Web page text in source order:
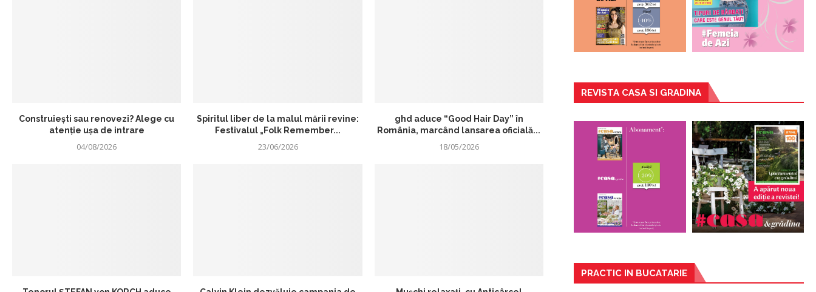
Construiești sau renovezi? Alege cu
atenție ușa de intrare
04/08/2026
Spiritul liber de la malul mării revine:
Festivalul „Folk Remember...
23/06/2026
ghd aduce “Good Hair Day” în
România, marcând lansarea oficială...
18/05/2026
REVISTA CASA SI GRADINA
PRACTIC IN BUCATARIE